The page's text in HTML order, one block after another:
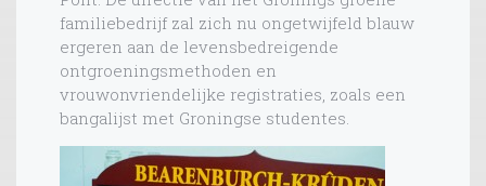
familiebedrijf zal zich nu ongetwijfeld blauw
ergeren aan de levensbedreigende
ontgroeningsmethoden en
vrouwonvriendelijke registraties, zoals een
bangalijst met Groningse studentes.